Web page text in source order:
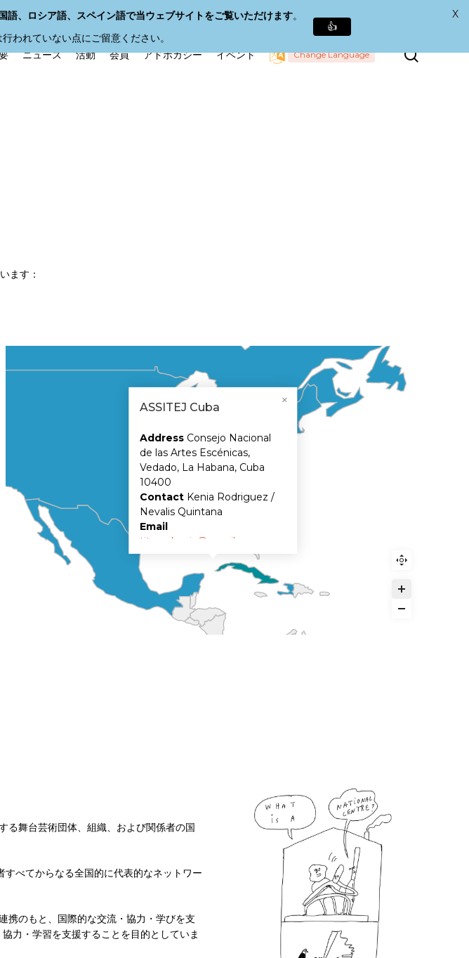
ニュース 活動 会員 アドボカシー イベント Change Language
検
ます：
ASSITEJ Cuba
Address Consejo Nacional
de las Artes Escénicas,
Vedado, La Habana, Cuba
10400
Contact Kenia Rodriguez /
Nevalis Quintana
Email
titereskenia@gmail.com
/
assitejcubaoficial@gmail.com
Site
http://assitejcuba.com
Facebook
Assitej Cuba
る舞台芸術団体、組織、および関係者の国
べてからなる全国的に代表的なネットワー
携のもと、国際的な交流・協力・学びを支
力・学習を支援することを目的としていま
、ロシア語、スペイン語で当ウェブサイトをご覧いただけます。
われていない点にご留意ください。
👍
X